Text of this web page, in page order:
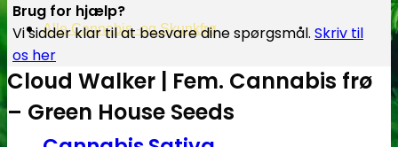
Alle Cannabis -og Skunkfrø
Brug for hjælp?
Vi sidder klar til at besvare dine spørgsmål. Skriv til
os her
Cloud Walker | Fem. Cannabis frø
– Green House Seeds